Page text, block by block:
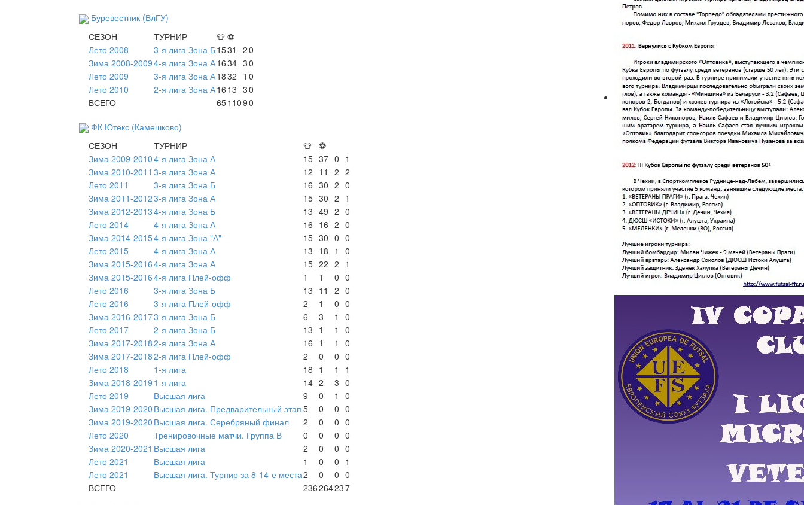
Буревестник (ВлГУ)
СЕЗОН
ТУРНИР 👕 ⚽
Лето 2008
3-я лига Зона Б1531 20
Зима 2008-20094-я лига Зона А1634 30
Лето 2009
3-я лига Зона А1832 1 0
Лето 2010
2-я лига Зона А16 13 30
ВСЕГО
6511090
ФК Ютекс (Камешково)
СЕЗОН
ТУРНИР 👕 ⚽
Зима 2009-20104-я лига Зона А 15 37 0 1
Зима 2010-2011 3-я лига Зона А 12 11 2 2
Лето 2011
3-я лига Зона Б 16 30 2 0
Зима 2011-20123-я лига Зона А 15 30 2 1
Зима 2012-20134-я лига Зона Б 13 49 2 0
Лето 2014
4-я лига Зона А 16 16 2 0
Зима 2014-20154-я лига Зона "А" 15 30 0 0
Лето 2015
4-я лига Зона А 13 18 1
0
Зима 2015-20164-я лига Зона А 15 22 2 1
Зима 2015-20164-я лига Плей-офф 1 1 0 0
Лето 2016
3-я лига Зона Б 13 11 2 0
Лето 2016
3-я лига Плей-офф 2 1 0 0
Зима 2016-20173-я лига Зона Б 6 3 1
0
Лето 2017
2-я лига Зона Б 13 1 1
0
Зима 2017-20182-я лига Зона А 16 1 1
0
Зима 2017-20182-я лига Плей-офф 2 0 0 0
Лето 2018
1-я лига 18 1 1
1
Зима 2018-2019 1-я лига 14 2 3 0
Лето 2019
Высшая лига 9 0 1
0
Зима 2019-2020 Высшая лига. Предварительный этап 5 0 0 0
Зима 2019-2020 Высшая лига. Серебряный финал 2 0 0 0
Лето 2020
Тренировочные матчи. Группа В 0 0 0 0
Зима 2020-2021 Высшая лига 2 0 0 0
Лето 2021
Высшая лига 1 0 0 1
Лето 2021
Высшая лига. Турнир за 8-14-е места2 0 0 0
ВСЕГО
236264237